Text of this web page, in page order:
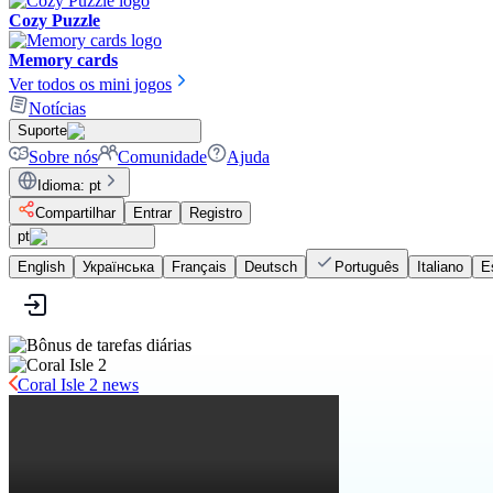
Cozy Puzzle
Memory cards
Ver todos os mini jogos
Notícias
Suporte
Sobre nós Comunidade Ajuda
Idioma: pt
Compartilhar
Entrar
Registro
pt
English
Українська Français Deutsch Português Italiano
Coral Isle 2 news